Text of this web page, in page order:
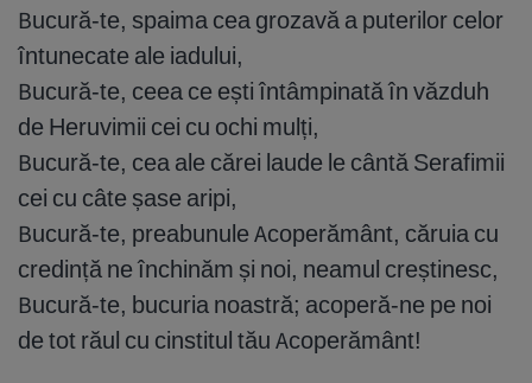
Bucură-te, spaima cea grozavă a puterilor celor
întunecate ale iadului,
Bucură-te, ceea ce ești întâmpinată în văzduh
de Heruvimii cei cu ochi mulți,
Bucură-te, cea ale cărei laude le cântă Serafimii
cei cu câte șase aripi,
Bucură-te, preabunule Acoperământ, căruia cu
credință ne închinăm și noi, neamul creștinesc,
Bucură-te, bucuria noastră; acoperă-ne pe noi
de tot răul cu cinstitul tău Acoperământ!